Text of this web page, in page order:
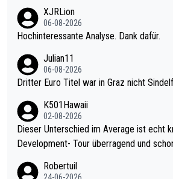
XJRLion
06-08-2026
Hochinteressante Analyse. Dank dafür.
Julian11
06-08-2026
Dritter Euro Titel war in Graz nicht
K501Hawaii
02-08-2026
Dieser Unterschied im Average ist echt krass! 111+ ist
Development- Tour überragend und
mal 40+ erst recht. Da gewinnst keinen Blumentopf - ist ja noc
Robertuil
24-06-2026